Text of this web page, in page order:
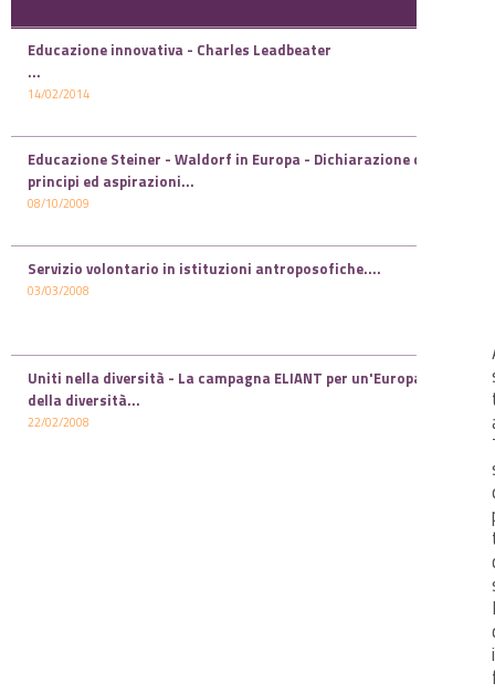
Educazione innovativa - Charles Leadbeater
...
14/02/2014
Educazione Steiner - Waldorf in Europa - Dichiarazione di
principi ed aspirazioni...
08/10/2009
Servizio volontario in istituzioni antroposofiche....
03/03/2008
Uniti nella diversità - La campagna ELIANT per un'Europa
della diversità...
22/02/2008